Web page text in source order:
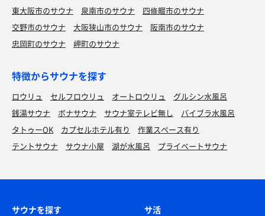
東大阪市のサウナ
泉南市のサウナ
四條畷市のサウナ
交野市のサウナ
大阪狭山市のサウナ
阪南市のサウナ
忠岡町のサウナ
岬町のサウナ
特徴からサウナを探す
ロウリュ セルフロウリュ オートロウリュ
グルシン水風呂
銭湯サウナ
ボナサウナ サウナ室テレビ無し
バイブラ水風呂
タトゥーOK
カプセルホテル有り
作業スペース有り
テントサウナ
サウナ小屋 湖が水風呂 プライベートサウナ
サウナを探す サ活